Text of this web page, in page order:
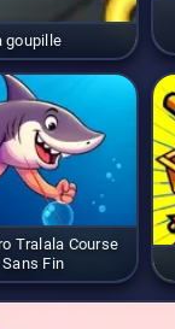
goupille
Tralala Course
Sans Fin